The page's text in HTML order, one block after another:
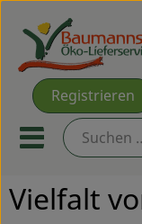
Registrieren
Mobiles
Ökokisten
Vielfalt